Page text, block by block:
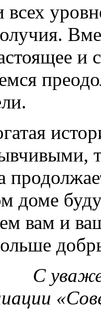
всех
и
доме
вам и
С